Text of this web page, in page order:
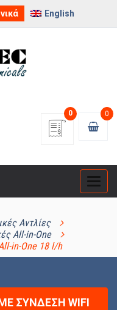
English
0
0
Αντλίες
All-in-One
in-One 18 l/h
ΣΎΝΔΕΣΗ WIFI